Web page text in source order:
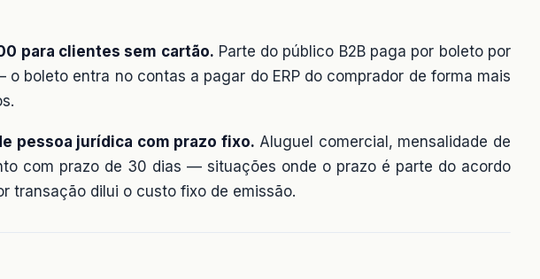
para clientes sem cartão. Parte do público B2B paga por boleto por
boleto entra no contas a pagar do ERP do comprador de forma mais
pessoa jurídica com prazo fixo. Aluguel comercial, mensalidade de
com prazo de 30 dias — situações onde o prazo é parte do acordo
transação dilui o custo fixo de emissão.